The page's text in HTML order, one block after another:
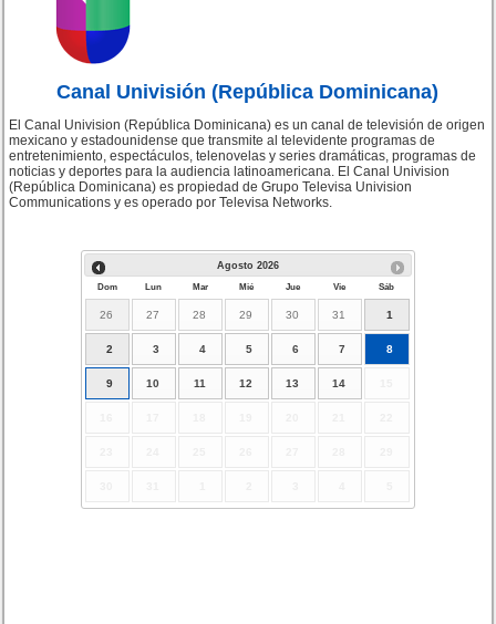
Canal Univisión (República Dominicana)
El Canal Univision (República Dominicana) es un canal de televisión de origen
mexicano y estadounidense que transmite al televidente programas de
entretenimiento, espectáculos, telenovelas y series dramáticas, programas de
noticias y deportes para la audiencia latinoamericana. El Canal Univision
(República Dominicana) es propiedad de Grupo Televisa Univision
Communications y es operado por Televisa Networks.
Agosto 2026
Dom Lun Mar Mié Jue Vie Sáb
26 27 28 29 30 31 1
2 3 4 5 6 7 8
9 10 11 12 13 14